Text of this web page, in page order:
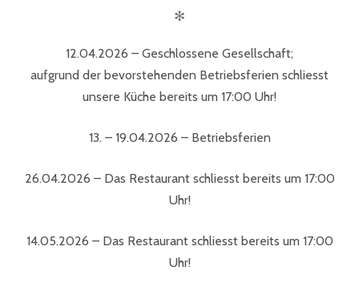
✻
12.04.2026 – Geschlossene Gesellschaft;
aufgrund der bevorstehenden Betriebsferien schliesst
unsere Küche bereits um 17:00 Uhr!
13. – 19.04.2026 – Betriebsferien
26.04.2026 – Das Restaurant schliesst bereits um 17:00
Uhr!
14.05.2026 – Das Restaurant schliesst bereits um 17:00
Uhr!